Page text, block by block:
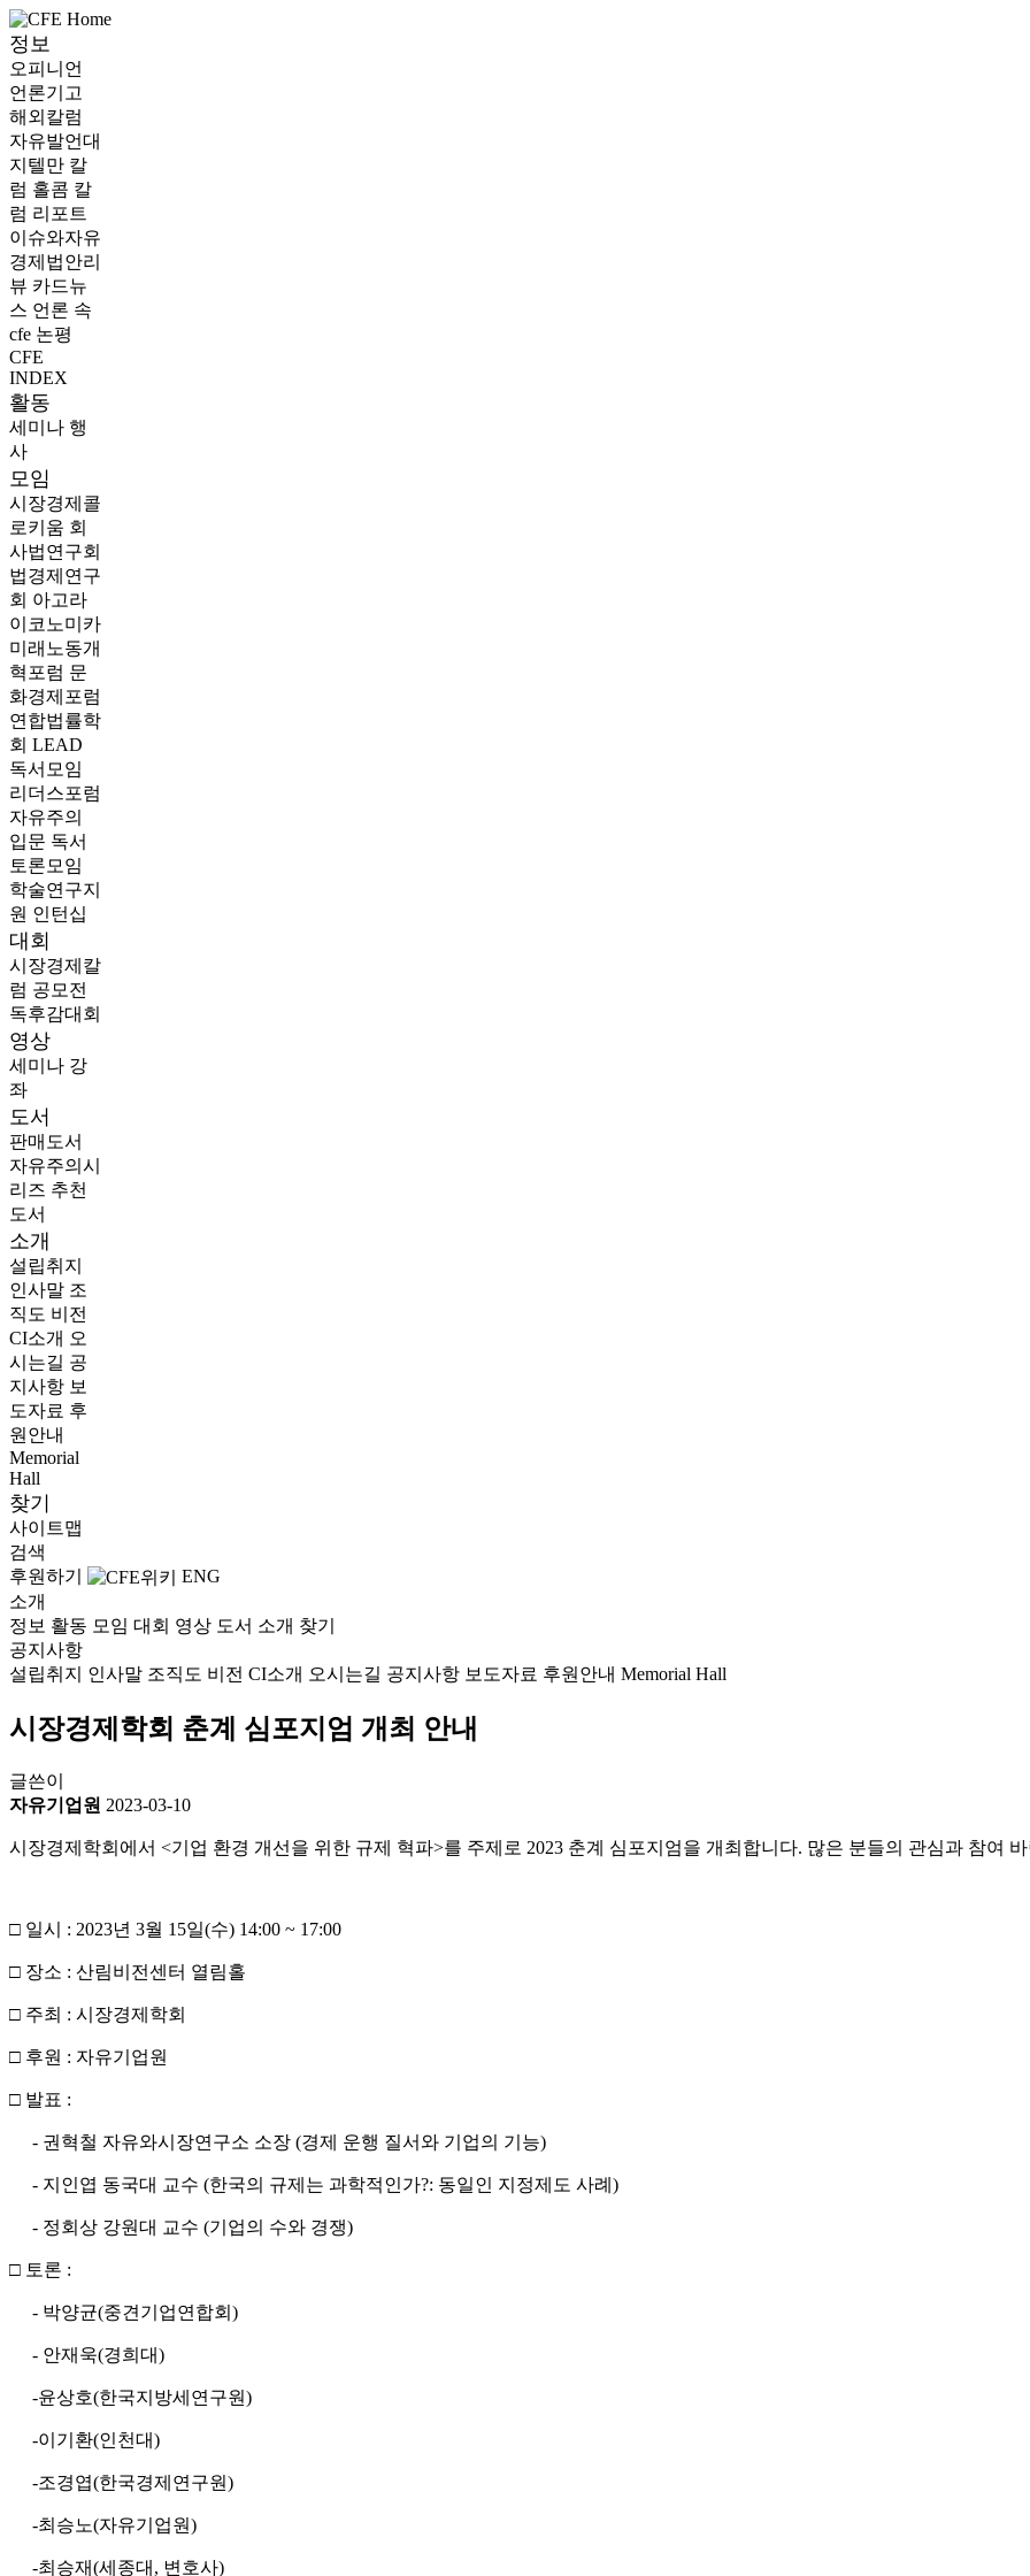
정보
오피니언
언론기고
해외칼럼
자유발언대
지텔만 칼
럼 홀콤 칼
럼 리포트
이슈와자유
경제법안리
뷰 카드뉴
스 언론 속
cfe 논평
CFE
INDEX
활동
세미나 행
사
모임
시장경제콜
로키움 회
사법연구회
법경제연구
회 아고라
이코노미카
미래노동개
혁포럼 문
화경제포럼
연합법률학
회 LEAD
독서모임
리더스포럼
자유주의
입문 독서
토론모임
학술연구지
원 인턴십
대회
시장경제칼
럼 공모전
독후감대회
영상
세미나 강
좌
도서
판매도서
자유주의시
리즈 추천
도서
소개
설립취지
인사말 조
직도 비전
CI소개 오
시는길 공
지사항 보
도자료 후
원안내
Memorial
Hall
찾기
사이트맵
검색
후원하기
ENG
소개
정보 활동 모임 대회 영상 도서 소개 찾기
공지사항
설립취지
인사말 조직도 비전 CI소개 오시는길 공지사항 보도자료 후원안내 Memorial Hall
시장경제학회 춘계 심포지엄 개최 안내
글쓴이
자유기업원 2023-03-10
시장경제학회에서 <기업 환경 개선을 위한 규제 혁파>를 주제로 2023 춘계 심포지엄을 개최합니다. 많은 분들의 관심과 참여
□ 일시 : 2023년 3월 15일(수) 14:00 ~ 17:00
□ 장소 : 산림비전센터 열림홀
□ 주최 : 시장경제학회
□ 후원 : 자유기업원
□ 발표 :
- 권혁철 자유와시장연구소 소장 (경제 운행 질서와 기업의 기능)
- 지인엽 동국대 교수 (한국의 규제는 과학적인가?: 동일인 지정제도 사례)
- 정회상 강원대 교수 (기업의 수와 경쟁)
□ 토론 :
- 박양균(중견기업연합회)
- 안재욱(경희대)
-윤상호(한국지방세연구원)
-이기환(인천대)
-조경엽(한국경제연구원)
-최승노(자유기업원)
-최승재(세종대, 변호사)